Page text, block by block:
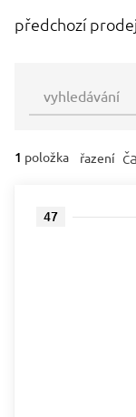
předchozí prodej
1 položka řazení
47